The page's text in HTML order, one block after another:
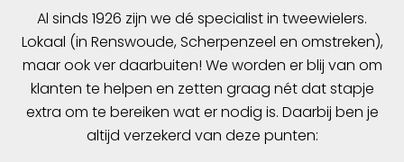
Al sinds 1926 zijn we dé specialist in tweewielers.
Lokaal (in Renswoude, Scherpenzeel en omstreken),
maar ook ver daarbuiten! We worden er blij van om
klanten te helpen en zetten graag nét dat stapje
extra om te bereiken wat er nodig is. Daarbij ben je
altijd verzekerd van deze punten: